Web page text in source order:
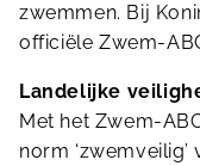
zwemmen. Bij
officiële Zwem-
Landelijke
Met het Zwem-
norm